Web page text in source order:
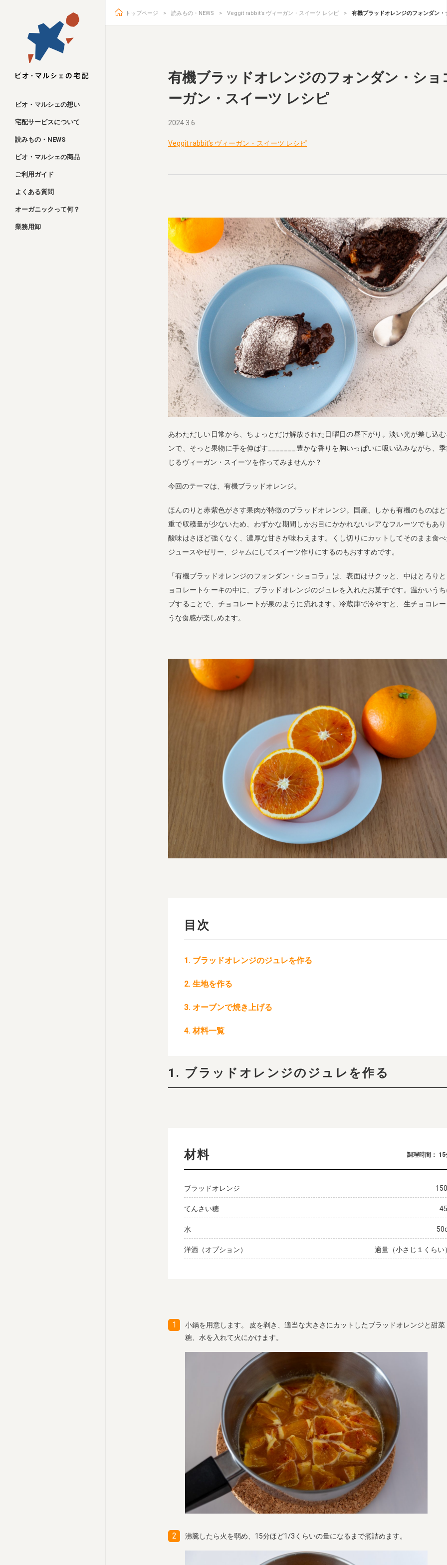
ビオ・マルシェ
ビオ・マルシェの想い
宅配サービスについて
読みもの・NEWS
ビオ・マルシェの商品
ご利用ガイド
よくある質問
オーガニックって何？
業務用卸
トップページ 読みもの・NEWS Veggit rabbit’s ヴィーガン・スイーツ レシピ 有機ブラッドオレンジのフォンダン
有機ブラッドオレンジのフォンダン・ショ
ーガン・スイーツ レシピ
2024.3.6
Veggit rabbit’s ヴィーガン・スイーツ レシピ
あわただしい日常から、ちょっとだけ解放された日曜日の昼下がり。淡い光が差し込
ンで、そっと果物に手を伸ばす_______豊かな香りを胸いっぱいに吸い込みながら、
じるヴィーガン・スイーツを作ってみませんか？
今回のテーマは、有機ブラッドオレンジ。
ほんのりと赤紫色がさす果肉が特徴のブラッドオレンジ。国産、しかも有機のものは
重で収穫量が少ないため、わずかな期間しかお目にかかれないレアなフルーツでもあり
酸味はさほど強くなく、濃厚な甘さが味わえます。くし切りにカットしてそのまま食べ
ジュースやゼリー、ジャムにしてスイーツ作りにするのもおすすめです。
「有機ブラッドオレンジのフォンダン・ショコラ」は、表面はサクッと、中はとろり
ョコレートケーキの中に、ブラッドオレンジのジュレを入れたお菓子です。温かいう
ブすることで、チョコレートが泉のように流れます。冷蔵庫で冷やすと、生チョコレー
うな食感が楽しめます。
目次
1. ブラッドオレンジのジュレを作る
2. 生地を作る
3. オーブンで焼き上げる
4. 材料一覧
1. ブラッドオレンジのジュレを作る
材料 調理時間： 15
ブラッドオレンジ
てんさい糖
水
洋酒（オプション） 適量（小さじ１くらい）
小鍋を用意します。 皮を剥き、適当な大きさにカットしたブラッドオレンジと甜菜
糖、水を入れて火にかけます。
沸騰したら火を弱め、15分ほど1/3くらいの量になるまで煮詰めます。